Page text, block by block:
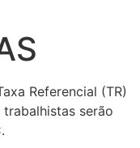
Referencial (TR)
serão